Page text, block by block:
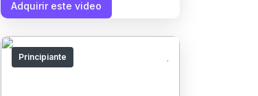
Adquirir este video
Principiante